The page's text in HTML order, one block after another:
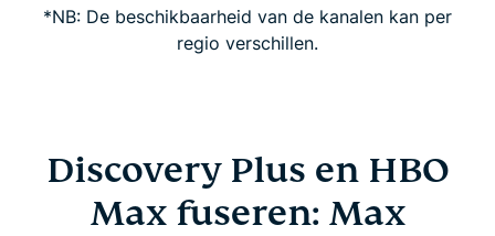
*NB: De beschikbaarheid van de kanalen kan per
regio verschillen.
Discovery Plus en HBO
Max fuseren: Max